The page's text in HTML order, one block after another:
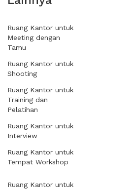
Ruang Kantor untuk
Meeting dengan
Tamu
Ruang Kantor untuk
Shooting
Ruang Kantor untuk
Training dan
Pelatihan
Ruang Kantor untuk
Interview
Ruang Kantor untuk
Tempat Workshop
Ruang Kantor untuk